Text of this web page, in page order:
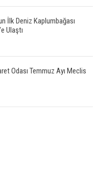
İlk Deniz Kaplumbağası
Ulaştı
Odası Temmuz Ayı Meclis